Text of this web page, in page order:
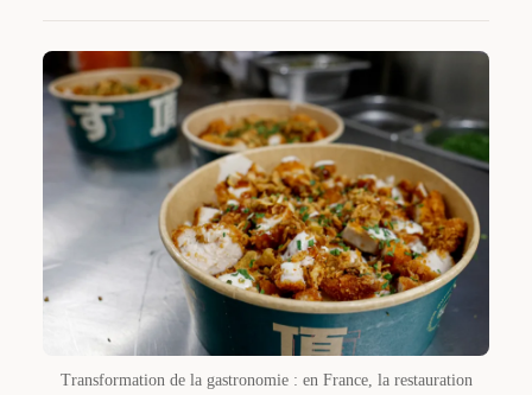
Transformation de la gastronomie : en France, la restauration